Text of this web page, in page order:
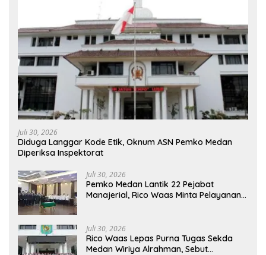
Juli 30, 2026
Diduga Langgar Kode Etik, Oknum ASN Pemko Medan
Diperiksa Inspektorat
Juli 30, 2026
Pemko Medan Lantik 22 Pejabat
Manajerial, Rico Waas Minta Pelayanan
Juli 30, 2026
Rico Waas Lepas Purna Tugas Sekda
Medan Wiriya Alrahman, Sebut